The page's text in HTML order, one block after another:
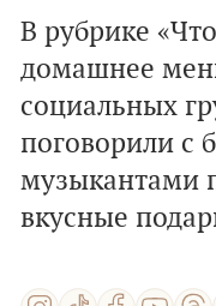
В рубрике
домашнее
социальных
поговорили с
музыкантами
вкусные